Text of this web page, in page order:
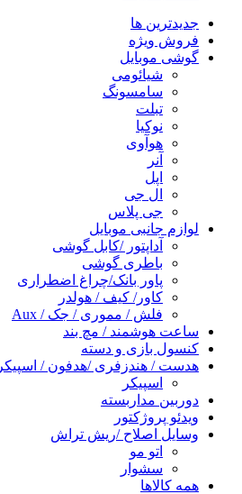
جدیدترین ها
فروش ویژه
گوشی موبایل
شیائومی
سامسونگ
تبلت
نوکیا
هوآوی
آنر
اپل
ال جی
جی پلاس
لوازم جانبی موبایل
آداپتور /کابل گوشی
باطری گوشی
پاور بانک/چراغ اضطراری
کاور/ کیف / هولدر
فلش / مموری / جک / Aux
ساعت هوشمند / مچ بند
کنسول بازی و دسته
هدست / هندزفری /هدفون / اسپیکر
اسپیکر
دوربین مداربسته
ویدئو پروژکتور
وسایل اصلاح /ریش تراش
اتو مو
سشوار
همه کالاها